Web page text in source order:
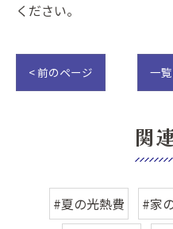
ください。
< 前のページ 一
関
#夏の光熱費 #家